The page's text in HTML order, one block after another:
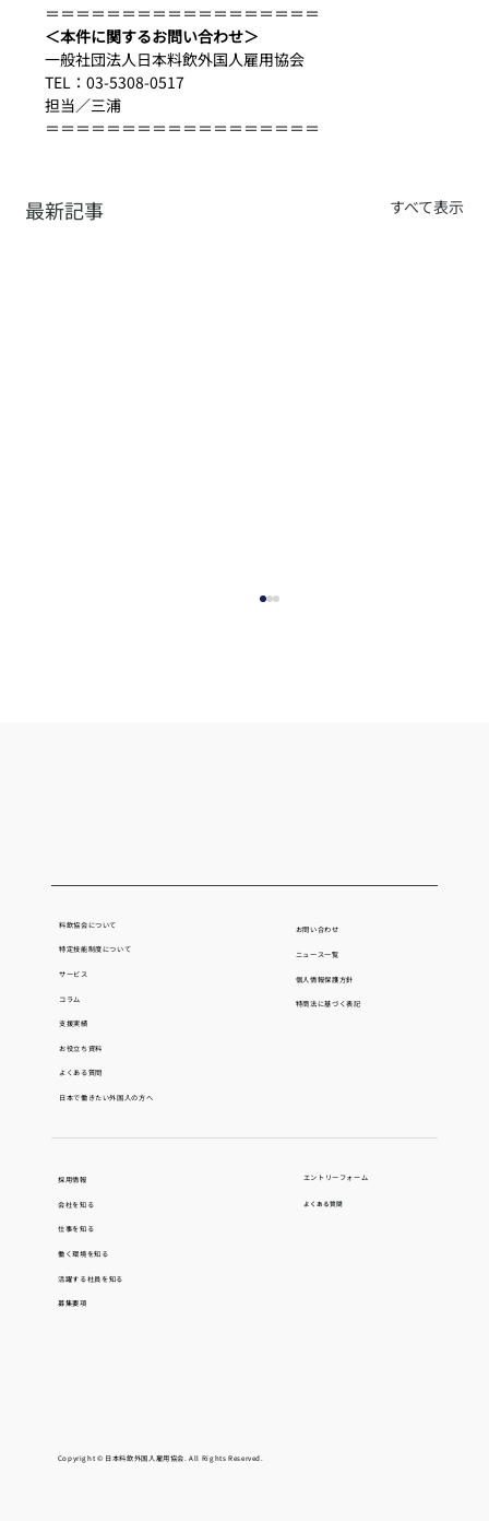
＝＝＝＝＝＝＝＝＝＝＝＝＝＝＝＝＝＝
＜本件に関するお問い合わせ＞
一般社団法人日本料飲外国人雇用協会
TEL：03-5308-0517
担当／三浦
＝＝＝＝＝＝＝＝＝＝＝＝＝＝＝＝＝＝
最新記事 すべて表示
食の商談展示会「たべるーとEXPO2026」
採用情報
会社を知る
仕事を知る
働く環境を知る
活躍する社員を知る
募集要項
エントリーフォーム
よくある質問
料飲協会について
特定技能制度について
サービス
コラム
支援実績
お役立ち資料
よくある質問
日本で働きたい外国人の方へ
お問い合わせ
ニュース一覧
個人情報保護方針
​特商法に基づく表記
Copyright © 日本料飲外国人雇用協会. All Rights Reserved.